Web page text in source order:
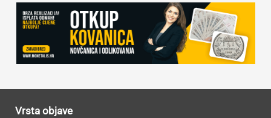
Vrsta objave